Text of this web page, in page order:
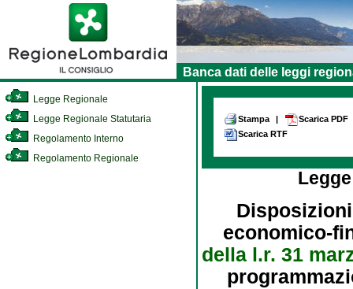
Banca dati delle leggi
Legge Regionale
Legge Regionale Statutaria
Regolamento Interno
Regolamento Regionale
Stampa |
Scarica PDF
Scarica RTF
economico-
della l.r. 31